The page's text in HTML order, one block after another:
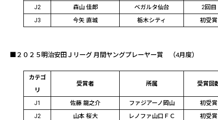
J2
森山 佳郎 ベガルタ仙台 2回目
J3
今矢 直城 栃木シティ 初受賞
■２０２５明治安田Ｊリーグ 月間ヤングプレーヤー賞 （4月度）
カテゴ
リ
受賞者 所属 受賞回
J1 佐藤 龍之介 ファジアーノ岡山
初受賞
J2
山本 桜大 レノファ山口ＦＣ
初受賞